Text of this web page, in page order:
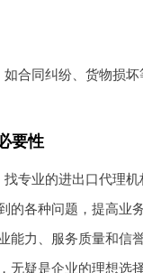
合同纠纷、货物损
要性
专业的进出口代理
的各种问题，提高
能力、服务质量和
疑是企业的理想选择